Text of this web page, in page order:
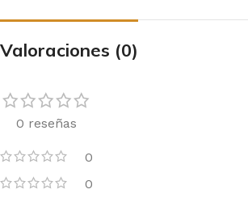
Valoraciones (0)
0 reseñas
0
0